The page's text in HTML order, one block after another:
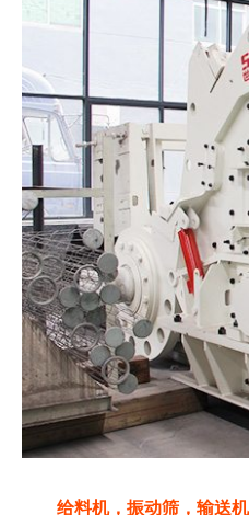
给料机，振动筛，输送机